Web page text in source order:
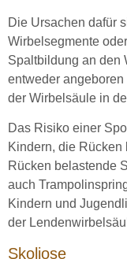
Die Ursachen dafür
Wirbelsegmente
Spaltbildung an den
entweder
der Wirbelsäule in
Das Risiko einer
Kindern, die Rücken
Rücken belastende
auch
Kindern und
der
Skoliose